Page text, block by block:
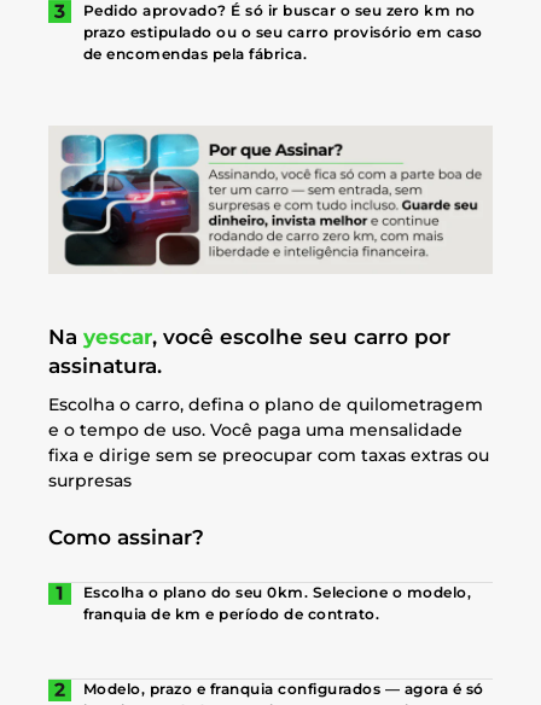
Pedido aprovado? É só ir buscar o seu zero km no
prazo estipulado ou o seu carro provisório em caso
de encomendas pela fábrica.
Na yescar, você escolhe seu carro por
assinatura.
Escolha o carro, defina o plano de quilometragem
e o tempo de uso. Você paga uma mensalidade
fixa e dirige sem se preocupar com taxas extras ou
surpresas
Como assinar?
Escolha o plano do seu 0km. Selecione o modelo,
franquia de km e período de contrato.
Modelo, prazo e franquia configurados — agora é só